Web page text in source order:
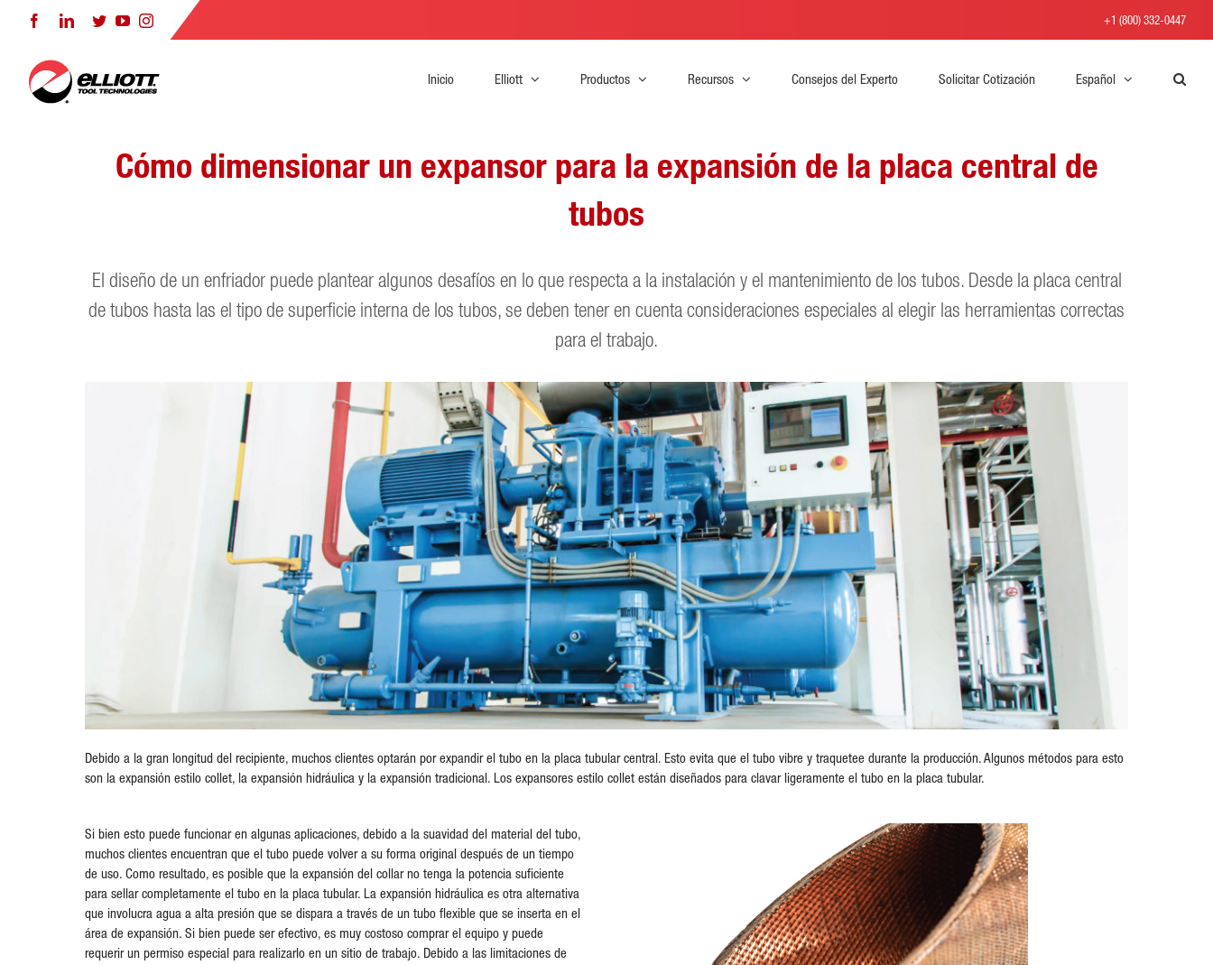
FacebookLinkedInTwitterYouTubeInstagram +1 (800) 332-0447
Inicio Elliott Productos Recursos Consejos del Experto Solicitar Cotización Español
Cómo dimensionar un expansor para la expansión de la placa central de
tubos
El diseño de un enfriador puede plantear algunos desafíos en lo que respecta a la instalación y el mantenimiento de los tubos. Desde la placa central
de tubos hasta las el tipo de superficie interna de los tubos, se deben tener en cuenta consideraciones especiales al elegir las herramientas correctas
para el trabajo.
Debido a la gran longitud del recipiente, muchos clientes optarán por expandir el tubo en la placa tubular central. Esto evita que el tubo vibre y traquetee durante la producción. Algunos métodos para esto
son la expansión estilo collet, la expansión hidráulica y la expansión tradicional. Los expansores estilo collet están diseñados para clavar ligeramente el tubo en la placa tubular.
Si bien esto puede funcionar en algunas aplicaciones, debido a la suavidad del material del tubo,
muchos clientes encuentran que el tubo puede volver a su forma original después de un tiempo
de uso. Como resultado, es posible que la expansión del collar no tenga la potencia suficiente
para sellar completamente el tubo en la placa tubular. La expansión hidráulica es otra alternativa
que involucra agua a alta presión que se dispara a través de un tubo flexible que se inserta en el
área de expansión. Si bien puede ser efectivo, es muy costoso comprar el equipo y puede
requerir un permiso especial para realizarlo en un sitio de trabajo. Debido a las limitaciones de